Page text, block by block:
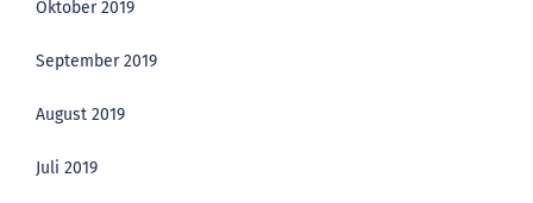
Oktober 2019
September 2019
August 2019
Juli 2019